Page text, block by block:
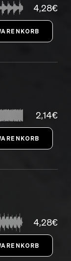
4,28€
2,14€
4,28€